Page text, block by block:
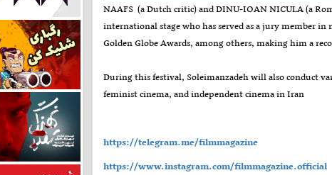
NAAFS (a Dutch critic) and DINU-IOAN NICULA (a
international stage who has served as a jury member
Golden Globe Awards, among others, making him a
During this festival, Soleimanzadeh will also conduct
feminist cinema, and independent cinema in Iran
https://telegram.me/filmmagazine
https://www.instagram.com/filmmagazine.official